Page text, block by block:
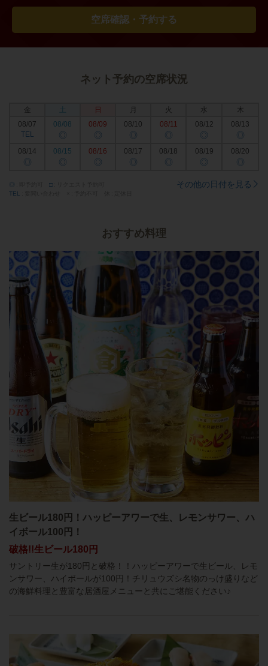
空席確認・予約する
ネット予約の空席状況
金 土 日 火 水
木
08/07
TEL
08/08
◎
08/09
◎
08/10
◎
08/11
◎
08/12
◎
08/13
◎
08/14
◎
08/15
◎
08/16
◎
08/17
◎
08/18
◎
08/19
◎
08/20
◎
□
TEL
その他の日付を見る
おすすめ料理
生ビール180円！ハッピーアワーで生、レモンサワー、ハ
イボール100円！
破格!!生ビール180円
サントリー生が180円と破格！！ハッピーアワーで生ビール、レモ
ンサワー、ハイボールが100円！チリュウズシ名物のっけ盛りなど
の海鮮料理と豊富な居酒屋メニューと共にご堪能ください♪